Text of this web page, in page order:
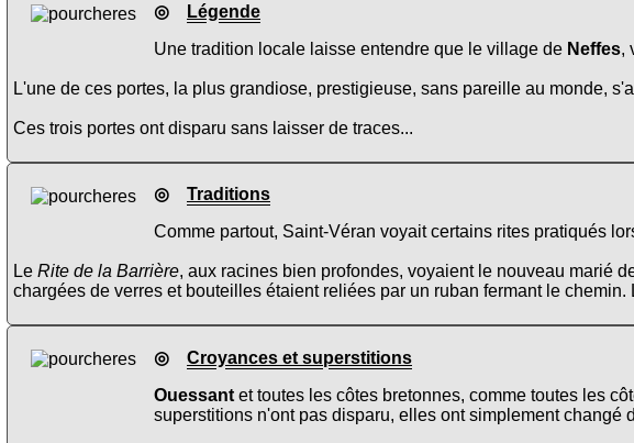
◎
Légende
Une tradition locale laisse entendre que le village de Neffes,
L'une de ces portes, la plus grandiose, prestigieuse, sans pareille au monde,
Ces trois portes ont disparu sans laisser de traces...
◎ Traditions
Comme partout, Saint-Véran voyait certains rites pratiqués
Le Rite de la Barrière, aux racines bien profondes, voyaient le nouveau marié
chargées de verres et bouteilles étaient reliées par un ruban fermant le
◎ Croyances et superstitions
Ouessant et toutes les côtes bretonnes, comme toutes les
superstitions n'ont pas disparu, elles ont simplement changé